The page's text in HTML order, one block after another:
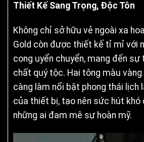
Thiết Kế Sang Trọng, Độc Tôn
Không chỉ sở hữu vẻ ngoài xa
Gold còn được thiết kế tỉ mỉ với
cong uyển chuyển, mang đến sự
chất quý tộc. Hai tông màu
càng làm nổi bật phong thái lịch
của thiết bị, tạo nên sức hút khó
những ai đam mê sự hoàn mỹ.